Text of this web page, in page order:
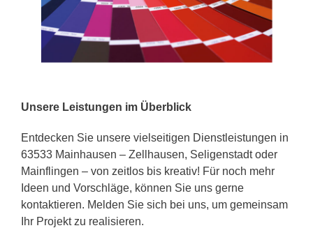
Unsere Leistungen im Überblick
Entdecken Sie unsere vielseitigen Dienstleistungen in
63533 Mainhausen – Zellhausen, Seligenstadt oder
Mainflingen – von zeitlos bis kreativ! Für noch mehr
Ideen und Vorschläge, können Sie uns gerne
kontaktieren. Melden Sie sich bei uns, um gemeinsam
Ihr Projekt zu realisieren.